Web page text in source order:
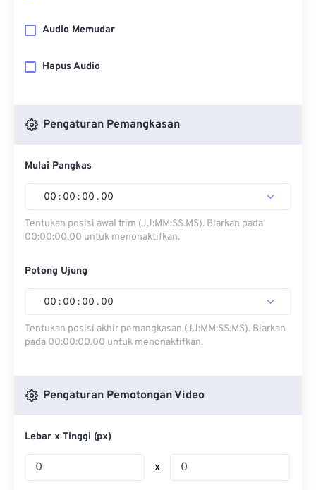
Audio Memudar
Hapus Audio
Pengaturan Pemangkasan
Mulai Pangkas
00 : 00 : 00 . 00
Tentukan posisi awal trim (JJ:MM:SS.MS). Biarkan pada
00:00:00.00 untuk menonaktifkan.
Potong Ujung
00 : 00 : 00 . 00
Tentukan posisi akhir pemangkasan (JJ:MM:SS.MS). Biarkan
pada 00:00:00.00 untuk menonaktifkan.
Pengaturan Pemotongan Video
Lebar x Tinggi (px)
x